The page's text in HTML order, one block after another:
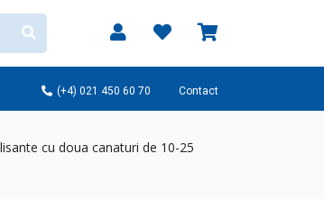
(+4) 021 450 60 70 Contact
cu doua canaturi de 10-25